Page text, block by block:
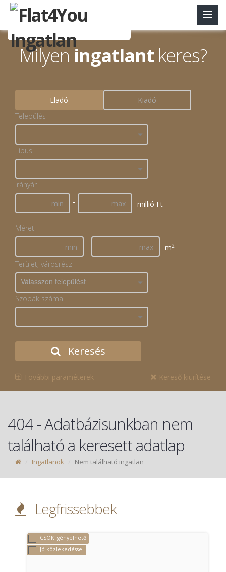
Milyeningatlant keres?
Eladó
Kiadó
Település
Típus
Irányár
-
millió Ft
Méret
-
m2
Terület, városrész
Válasszon települést
Szobák száma
Keresés
További paraméterek Kereső kiürítése
404 - Adatbázisunkban nem
található a keresett adatlap
Ingatlanok Nem található ingatlan
Legfrissebbek
CSOK igényelhető
Jó közlekedéssel